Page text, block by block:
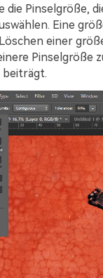
die Pinselgröße,
Eine
einer
Pinselgröße
beiträgt.